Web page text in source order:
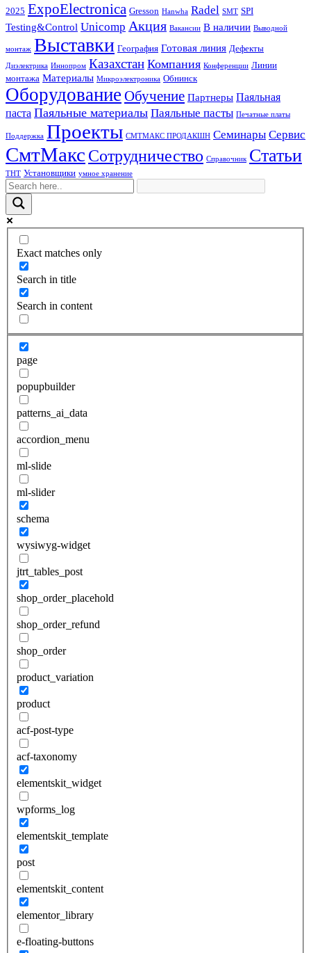
2025 ExpoElectronica Gresson Hanwha Radel SMT SPI
Testing&Control Unicomp Акция Вакансии В наличии Выводной
монтаж Выставки География Готовая линия Дефекты
Диэлектрика Иннопром Казахстан Компания Конференции Линии
монтажа Материалы Микроэлектроника Обнинск
Оборудование Обучение Партнеры Паяльная
паста Паяльные материалы Паяльные пасты Печатные платы
Поддержка Проекты СМТМАКС ПРОДАКШН Семинары Сервис
СмтМакс Сотрудничество Справочник Статьи
ТНТ Установщики умное хранение
Exact matches only
Search in title
Search in content
page
popupbuilder
patterns_ai_data
accordion_menu
ml-slide
ml-slider
schema
wysiwyg-widget
jtrt_tables_post
shop_order_placehold
shop_order_refund
shop_order
product_variation
product
acf-post-type
acf-taxonomy
elementskit_widget
wpforms_log
elementskit_template
post
elementskit_content
elementor_library
e-floating-buttons